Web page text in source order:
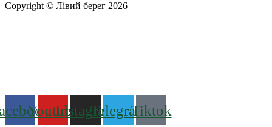
Copyright © Лівий берег 2026
YoutubeInstagramTelegramTiktok